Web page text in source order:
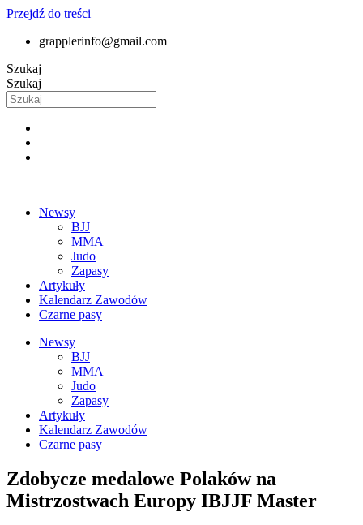
Przejdź do treści
grapplerinfo@gmail.com
Szukaj
Szukaj
Newsy
BJJ
MMA
Judo
Zapasy
Artykuły
Kalendarz Zawodów
Czarne pasy
Newsy
BJJ
MMA
Judo
Zapasy
Artykuły
Kalendarz Zawodów
Czarne pasy
Zdobycze medalowe Polaków na
Mistrzostwach Europy IBJJF Master